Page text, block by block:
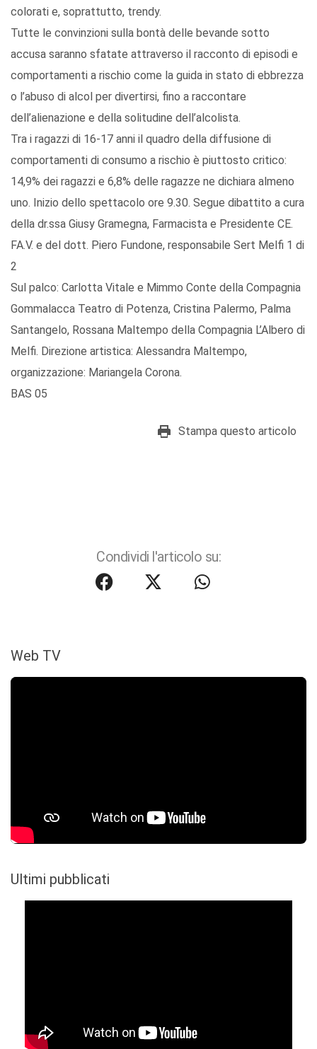
colorati e, soprattutto, trendy.
Tutte le convinzioni sulla bontà delle bevande sotto
accusa saranno sfatate attraverso il racconto di episodi e
comportamenti a rischio come la guida in stato di ebbrezza
o l’abuso di alcol per divertirsi, fino a raccontare
dell’alienazione e della solitudine dell’alcolista.
Tra i ragazzi di 16-17 anni il quadro della diffusione di
comportamenti di consumo a rischio è piuttosto critico:
14,9% dei ragazzi e 6,8% delle ragazze ne dichiara almeno
uno. Inizio dello spettacolo ore 9.30. Segue dibattito a cura
della dr.ssa Giusy Gramegna, Farmacista e Presidente CE.
FA.V. e del dott. Piero Fundone, responsabile Sert Melfi 1 di
2
Sul palco: Carlotta Vitale e Mimmo Conte della Compagnia
Gommalacca Teatro di Potenza, Cristina Palermo, Palma
Santangelo, Rossana Maltempo della Compagnia L’Albero di
Melfi. Direzione artistica: Alessandra Maltempo,
organizzazione: Mariangela Corona.
BAS 05
Stampa questo articolo
Condividi l'articolo su:
Web TV
Ultimi pubblicati